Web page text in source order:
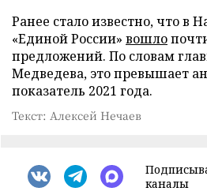
Ранее стало известно, что в
«Единой России» вошло
предложений. По словам
Медведева, это превышает
показатель 2021 года.
Текст: Алексей Нечаев
каналы